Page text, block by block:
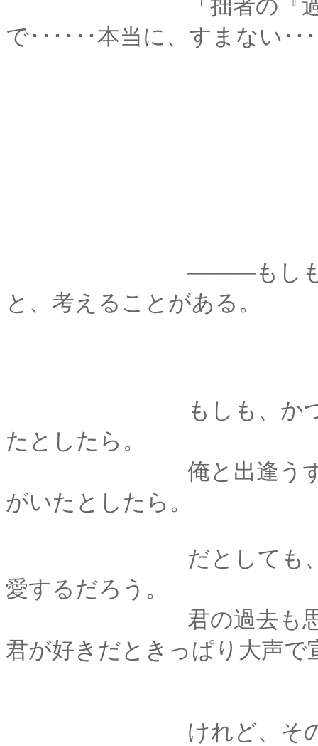
「拙者の『過去』が
で･･････本当に、すまない･･
―――もしも、自分
と、考えることがある。
もしも、かつて薫に
たとしたら。
俺と出逢うずっと前
がいたとしたら。
だとしても、そんな
愛するだろう。
君の過去も思い出も
君が好きだときっぱり大声で
けれど、その一方で